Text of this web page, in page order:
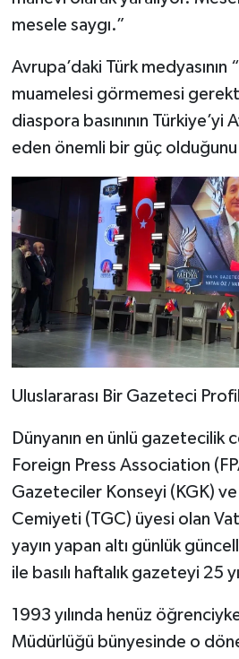
mesele saygı.”
Avrupa’daki Türk medyasının
muamelesi görmemesi
diaspora basınının Türkiye’yi
eden önemli bir güç
Uluslararası Bir Gazeteci
Dünyanın en ünlü gazetecilik
Foreign Press Association
Gazeteciler Konseyi (KGK)
Cemiyeti (TGC) üyesi olan
yayın yapan altı günlük
ile basılı haftalık gazeteyi 25
1993 yılında henüz
Müdürlüğü bünyesinde o